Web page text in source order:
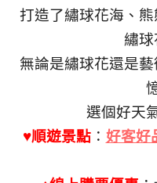
打造了繡球花海、
繡
無論是繡球花還是
選個好天
♥順遊景點： 好客好